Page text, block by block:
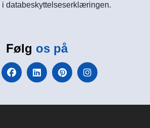
i databeskyttelseserklæringen.
Følg os på